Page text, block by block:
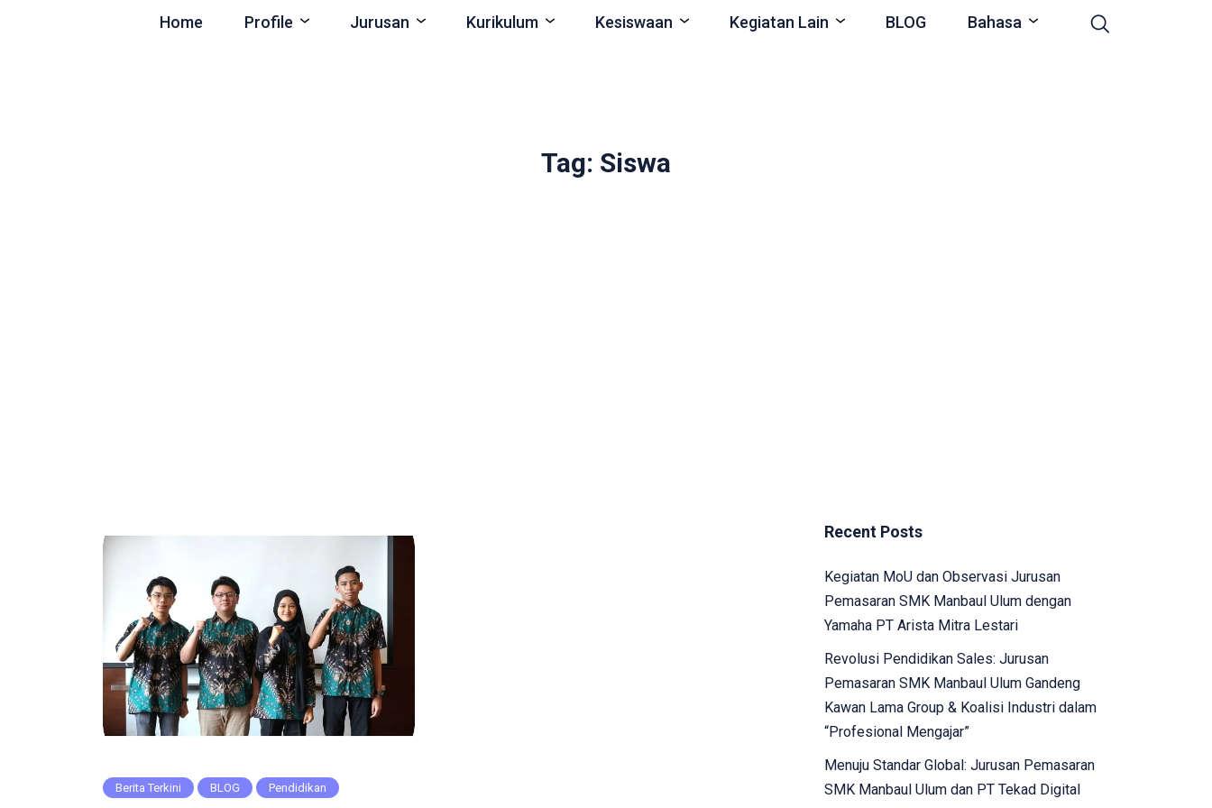
Home Profile Jurusan Kurikulum Kesiswaan Kegiatan Lain BLOG Bahasa
Tag: Siswa
Berita Terkini BLOG Pendidikan
Recent Posts
Kegiatan MoU dan Observasi Jurusan
Pemasaran SMK Manbaul Ulum dengan
Yamaha PT Arista Mitra Lestari
Revolusi Pendidikan Sales: Jurusan
Pemasaran SMK Manbaul Ulum Gandeng
Kawan Lama Group & Koalisi Industri dalam
“Profesional Mengajar”
Menuju Standar Global: Jurusan Pemasaran
SMK Manbaul Ulum dan PT Tekad Digital